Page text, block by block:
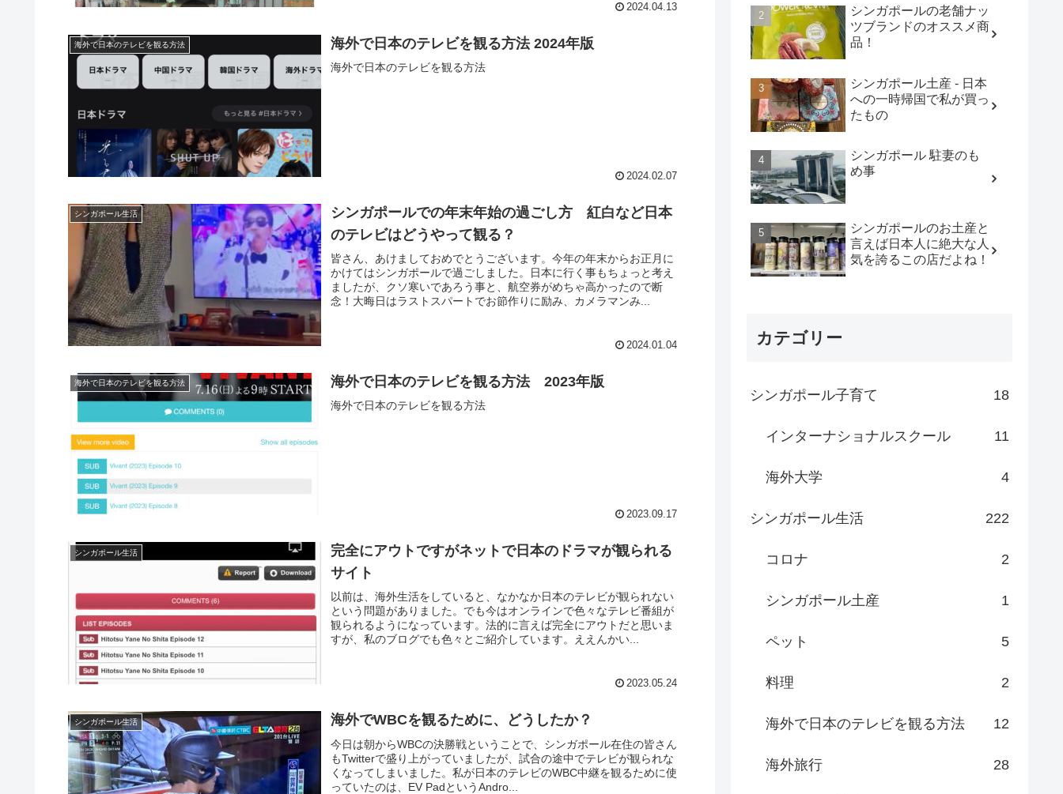
2024.04.13
海外で日本のテレビを観る方法 海外で日本のテレビを観る方法 2024年版
海外で日本のテレビを観る方法
2024.02.07
シンガポール生活
シンガポールでの年末年始の過ごし方 紅白など日本
のテレビはどうやって観る？
皆さん、あけましておめでとうございます。今年の年末からお正月に
かけてはシンガポールで過ごしました。日本に行く事もちょっと考え
ましたが、クソ寒いであろう事と、航空券がめちゃ高かったので断
念！大晦日はラストスパートでお節作りに励み、カメラマンみ...
2024.01.04
海外で日本のテレビを観る方法 海外で日本のテレビを観る方法 2023年版
海外で日本のテレビを観る方法
2023.09.17
シンガポール生活
完全にアウトですがネットで日本のドラマが観られる
サイト
以前は、海外生活をしていると、なかなか日本のテレビが観られない
という問題がありました。でも今はオンラインで色々なテレビ番組が
観られるようになっています。法的に言えば完全にアウトだと思いま
すが、私のブログでも色々とご紹介しています。ええんかい...
2023.05.24
シンガポール生活 海外でWBCを観るために、どうしたか？
今日は朝からWBCの決勝戦ということで、シンガポール在住の皆さん
もTwitterで盛り上がっていましたが、試合の途中でテレビが観られな
くなってしまいました。私が日本のテレビのWBC中継を観るために使
っていたのは、EV PadというAndro...
シンガポールの老舗ナッ
ツブランドのオススメ商
品！
シンガポール土産 - 日本
への一時帰国で私が買っ
たもの
シンガポール 駐妻のも
め事
シンガポールのお土産と
言えば日本人に絶大な人
気を誇るこの店だよね！
カテゴリー
シンガポール子育て 18
インターナショナルスクール 11
海外大学 4
シンガポール生活 222
コロナ 2
シンガポール土産 1
ペット 5
料理 2
海外で日本のテレビを観る方法 12
海外旅行 28